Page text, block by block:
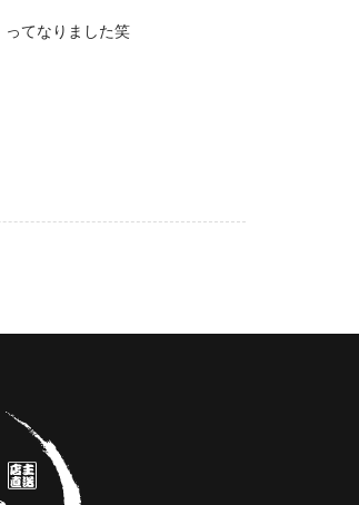
てなりました笑